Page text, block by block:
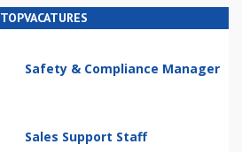
TOPVACATURES
Safety & Compliance Manager
Sales Support Staff